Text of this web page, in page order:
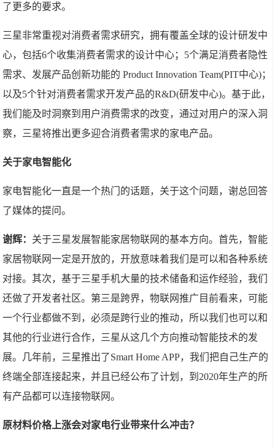
了更多的要求。
三星非常重视对消费者需求研究，拥有覆盖全球的设计研发中
心，包括6个收集消费者需求的设计中心；5个满足消费者隐性
需求、发展产品创新功能的 Product Innovation Team(PIT中心)；
以及5个针对消费者需求开发产品的R&D(研发中心)。基于此，
我们能及时洞察到用户消费需求的改变，通过对用户的深入洞
察，三星将推出更多迎合消费者需求的家电产品。
关于家电智能化
家电智能化一直是一个热门的话题，关于这个问题，谢总回答
了媒体的提问。
谢辉： 关于三星发展智能家居物联网的基本方向。首先，智能
家居物联网一定是开放的，开放意味着我们是可以和各种系统
对接。其次，基于三星手机大量的技术储备和运作经验，我们
还做了开发者社区。第三是跨界，物联网推广目前看来，可能
一个行业都做不到，必须是跨行业的推动，所以我们也可以和
其他的行业进行合作，三星从这几个方向推动智能技术的发
展。几年前，三星推出了Smart Home APP，我们把自己生产的
终端全部连接起来，并且已经公布了计划，到2020年生产的所
有产品都可以连接物联网。
原材料价格上涨会对家电行业带来什么冲击？